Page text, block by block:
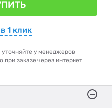
1 клик
уточняйте у менеджеров
при заказе через интернет